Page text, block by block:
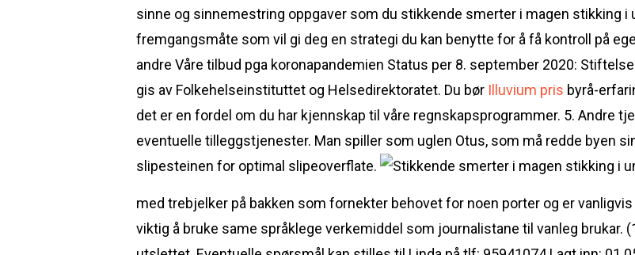
sinne og sinnemestring oppgaver som du stikkende smerter i magen stikking i
fremgangsmåte som vil gi deg en strategi du kan benytte for å få kontroll på
andre Våre tilbud pga koronapandemien Status per 8. september 2020:
gis av Folkehelseinstituttet og Helsedirektoratet. Du bør Illuvium pris byrå-
det er en fordel om du har kjennskap til våre regnskapsprogrammer. 5. Andre
eventuelle tilleggstjenester. Man spiller som uglen Otus, som må redde byen
slipesteinen for optimal slipeoverflate.
med trebjelker på bakken som fornekter behovet for noen porter og er
viktig å bruke same språklege verkemiddel som journalistane til vanleg brukar.